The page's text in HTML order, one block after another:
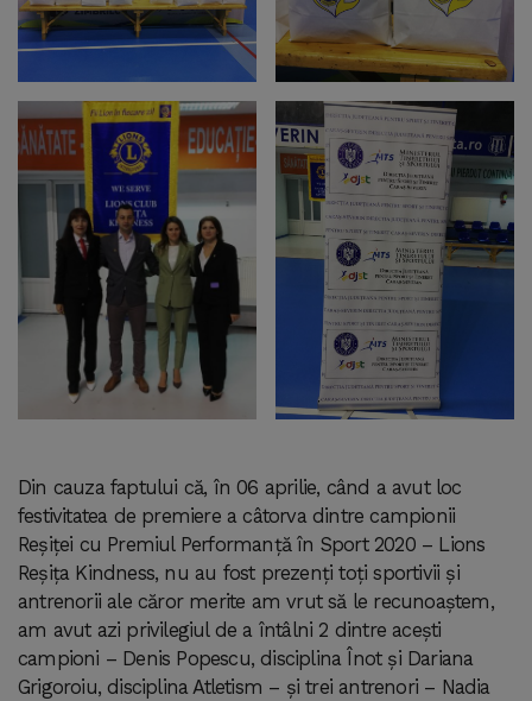
Din cauza faptului că, în 06 aprilie, când a avut loc
festivitatea de premiere a câtorva dintre campionii
Reșiței cu Premiul Performanță în Sport 2020 – Lions
Reșița Kindness, nu au fost prezenți toți sportivii și
antrenorii ale căror merite am vrut să le recunoaștem,
am avut azi privilegiul de a întâlni 2 dintre acești
campioni – Denis Popescu, disciplina Înot și Dariana
Grigoroiu, disciplina Atletism – și trei antrenori – Nadia